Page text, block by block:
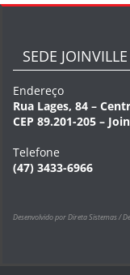
SEDE JOINVILLE
Endereço
Rua Lages, 84 –
CEP 89.201-205 –
Telefone
(47) 3433-6966
Desenvolvido por Direta Sistemas /